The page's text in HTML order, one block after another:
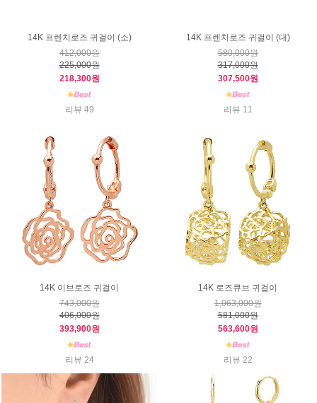
14K 프렌치로즈 귀걸이 (소)
412,000원
225,000원
218,300원
리뷰 49
14K 프렌치로즈 귀걸이 (대)
580,000원
317,000원
307,500원
리뷰 11
14K 이브로즈 귀걸이
743,000원
406,000원
393,900원
리뷰 24
14K 로즈큐브 귀걸이
1,063,000원
581,000원
563,600원
리뷰 22